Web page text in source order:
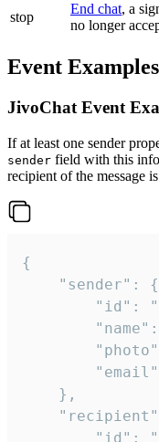
stop
End chat, a
no longer
Event Examples
JivoChat Event
If at least one sender
sender field with this
recipient of the message
{